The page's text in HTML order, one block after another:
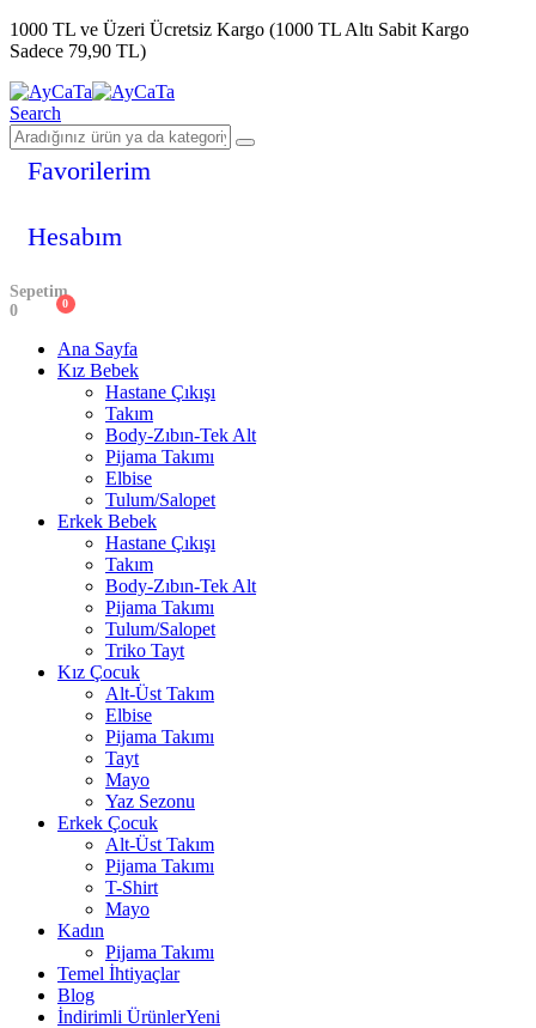
1000 TL ve Üzeri Ücretsiz Kargo (1000 TL Altı Sabit Kargo
Sadece 79,90 TL)
Search
Favorilerim
Hesabım
0
Sepetim
0
Ana Sayfa
Kız Bebek
Hastane Çıkışı
Takım
Body-Zıbın-Tek Alt
Pijama Takımı
Elbise
Tulum/Salopet
Erkek Bebek
Hastane Çıkışı
Takım
Body-Zıbın-Tek Alt
Pijama Takımı
Tulum/Salopet
Triko Tayt
Kız Çocuk
Alt-Üst Takım
Elbise
Pijama Takımı
Tayt
Mayo
Yaz Sezonu
Erkek Çocuk
Alt-Üst Takım
Pijama Takımı
T-Shirt
Mayo
Kadın
Pijama Takımı
Temel İhtiyaçlar
Blog
İndirimli ÜrünlerYeni